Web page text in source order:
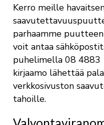
Kerro meille
parhaamme
voit antaa
puhelimella 08 4883
kirjaamo lähettää
verkkosivuston
tahoille.